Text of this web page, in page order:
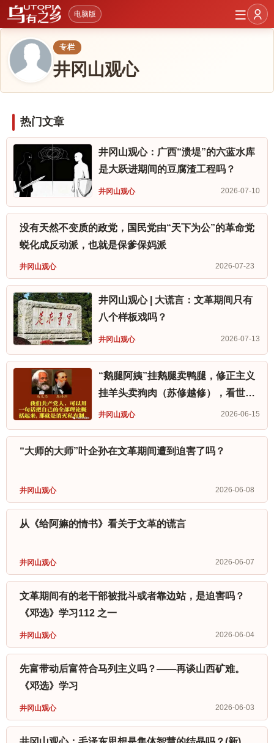
电脑版
专栏
井冈山观心
热门文章
井冈山观心：广西“溃堤”的六蓝水库
是大跃进期间的豆腐渣工程吗？
井冈山观心 2026-07-10
没有天然不变质的政党，国民党由“天下为公”的革命党
蜕化成反动派，也就是保爹保妈派
井冈山观心 2026-07-23
井冈山观心 | 大谎言：文革期间只有
八个样板戏吗？
井冈山观心 2026-07-13
“鹅腿阿姨”挂鹅腿卖鸭腿，修正主义
挂羊头卖狗肉（苏修越修），看世界
资本主义“窃钩者诛窃国者侯”
井冈山观心 2026-06-15
“大师的大师”叶企孙在文革期间遭到迫害了吗？
井冈山观心 2026-06-08
从《给阿嫲的情书》看关于文革的谎言
井冈山观心 2026-06-07
文革期间有的老干部被批斗或者靠边站，是迫害吗？
《邓选》学习112 之一
井冈山观心 2026-06-04
先富带动后富符合马列主义吗？——再谈山西矿难。
《邓选》学习
井冈山观心 2026-06-03